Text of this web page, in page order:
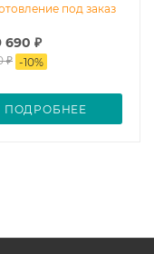
под заказ
690 ₽
₽ -10%
ПОДРОБНЕЕ